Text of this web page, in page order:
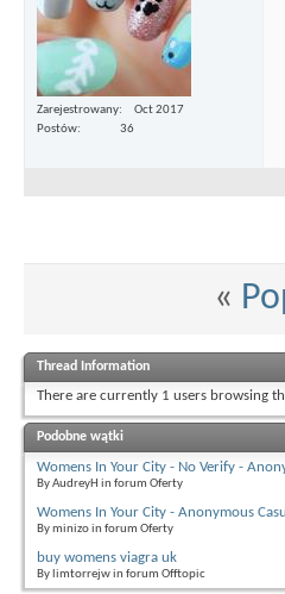
Zarejestrowany
Oct 2017
Postów
36
«
Thread Information
There are currently 1 users browsing
Podobne wątki
Womens In Your City - No Verify -
By AudreyH in forum Oferty
Womens In Your City - Anonymous
By minizo in forum Oferty
buy womens viagra uk
By limtorrejw in forum Offtopic